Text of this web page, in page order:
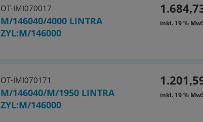
OT-IMI070017
M/146040/4000 LINTRA
ZYL:M/146000
inkl. 19 %
OT-IMI070171
M/146040/M/1950 LINTRA
ZYL:M/146000
inkl. 19 %